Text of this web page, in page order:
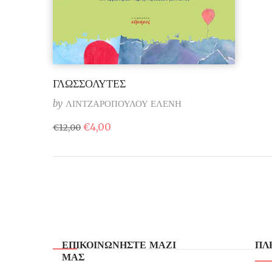
ΓΛΩΣΣΟΛΥΤΕΣ
by ΛΙΝΤΖΑΡΟΠΟΥΛΟΥ ΕΛΕΝΗ
€12,00 Original
price
€12,00.
€4,00
είναι:
ΕΠΙΚΟΙΝΩΝΗΣΤΕ ΜΑΖΙ
ΜΑΣ